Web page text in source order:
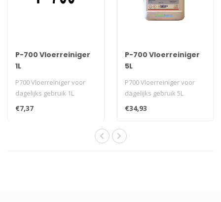
P-700 Vloerreiniger
1L
P700 Vloerreiniger voor
dagelijks gebruik 1L
€7,37
P-700 Vloerreiniger
5L
P700 Vloerreiniger voor
dagelijks gebruik 5L
€34,93